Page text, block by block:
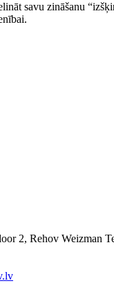
savu zināšanu
2, Rehov Weizman